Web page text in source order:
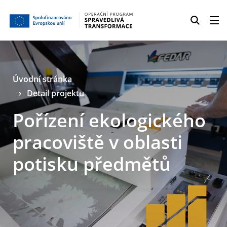
Úvodní stránka
Detail projektu
Pořízení ekologického
pracoviště v oblasti
potisku předmětů